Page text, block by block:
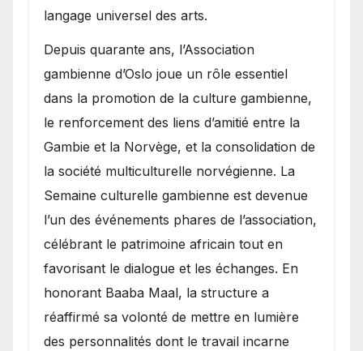
langage universel des arts.
​Depuis quarante ans, l’Association
gambienne d’Oslo joue un rôle essentiel
dans la promotion de la culture gambienne,
le renforcement des liens d’amitié entre la
Gambie et la Norvège, et la consolidation de
la société multiculturelle norvégienne. La
Semaine culturelle gambienne est devenue
l’un des événements phares de l’association,
célébrant le patrimoine africain tout en
favorisant le dialogue et les échanges. En
honorant Baaba Maal, la structure a
réaffirmé sa volonté de mettre en lumière
des personnalités dont le travail incarne